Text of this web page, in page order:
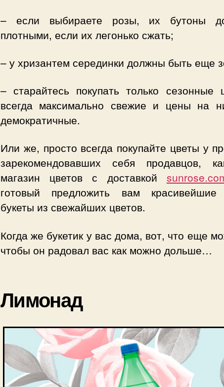
– если выбираете розы, их бутоны
плотными, если их легонько сжать;
– у хризантем серединки должны быть еще
– старайтесь покупать только
всегда максимально свежие и цены на
демократичные.
Или же, просто всегда покупайте цветы у
зарекомендовавших себя продавцов,
магазин цветов с доставкой
готовый предложить вам красивейшие
букеты из свежайших цветов.
Когда же букетик у вас дома, вот, что еще
чтобы он радовал вас как можно дольше…
Лимонад